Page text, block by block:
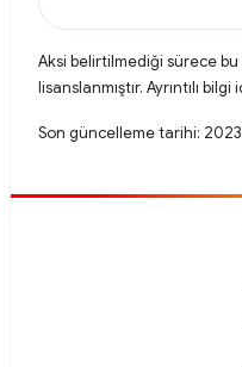
Aksi belirtilmediği sürece bu
lisanslanmıştır. Ayrıntılı bilgi
Son güncelleme tarihi: